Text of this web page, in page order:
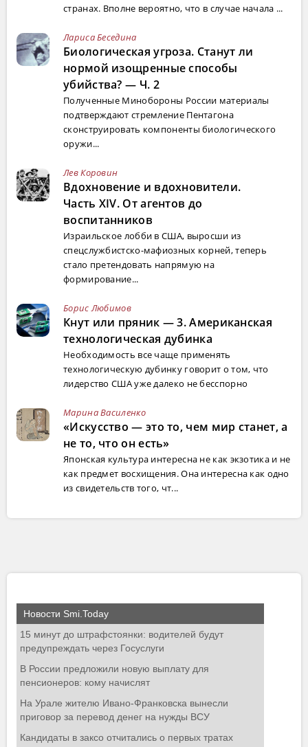
странах. Вполне вероятно, что в случае начала ...
Лариса Беседина
Биологическая угроза. Станут ли
нормой изощренные способы
убийства? — Ч. 2
Полученные Минобороны России материалы
подтверждают стремление Пентагона
сконструировать компоненты биологического
оружи...
Лев Коровин
Вдохновение и вдохновители.
Часть XIV. От агентов до
воспитанников
Израильское лобби в США, выросши из
спецслужбистско-мафиозных корней, теперь
стало претендовать напрямую на
формирование...
Борис Любимов
Кнут или пряник — 3. Американская
технологическая дубинка
Необходимость все чаще применять
технологическую дубинку говорит о том, что
лидерство США уже далеко не бесспорно
Марина Василенко
«Искусство — это то, чем мир станет, а
не то, что он есть»
Японская культура интересна не как экзотика и не
как предмет восхищения. Она интересна как одно
из свидетельств того, чт...